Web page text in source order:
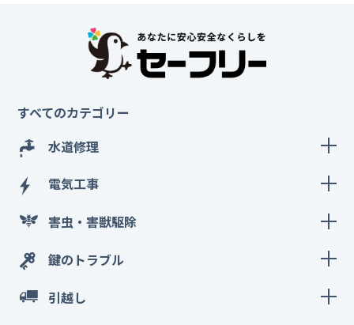
すべてのカテゴリー
水道修理
電気工事
害虫・害獣駆除
鍵のトラブル
引越し